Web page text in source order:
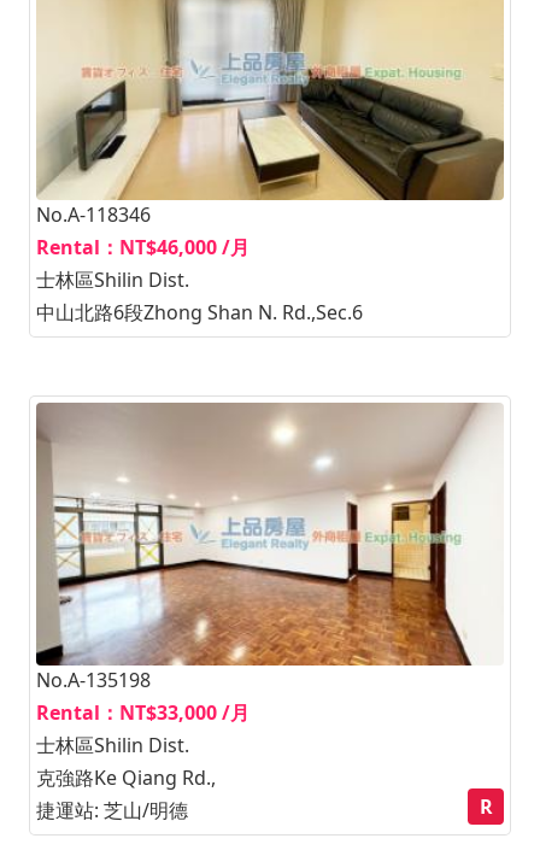
No.A-118346
Rental：NT$46,000 /月
士林區Shilin Dist.
中山北路6段Zhong Shan N. Rd.,Sec.6
No.A-135198
Rental：NT$33,000 /月
士林區Shilin Dist.
克強路Ke Qiang Rd.,
捷運站: 芝山/明德
R